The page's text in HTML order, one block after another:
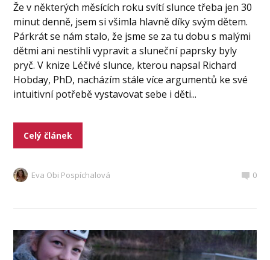
Že v některých měsících roku svítí slunce třeba jen 30
minut denně, jsem si všimla hlavně díky svým dětem.
Párkrát se nám stalo, že jsme se za tu dobu s malými
dětmi ani nestihli vypravit a sluneční paprsky byly
pryč. V knize Léčivé slunce, kterou napsal Richard
Hobday, PhD, nacházím stále více argumentů ke své
intuitivní potřebě vystavovat sebe i děti...
Celý článek
Eva Obi Pospíchalová 0